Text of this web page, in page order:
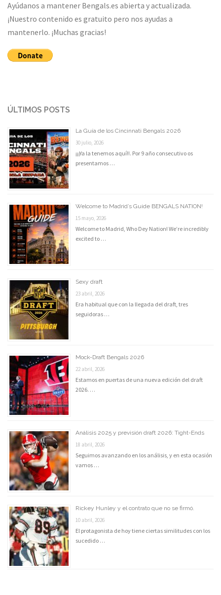
Ayúdanos a mantener Bengals.es abierta y actualizada.
¡Nuestro contenido es gratuito pero nos ayudas a
mantenerlo. ¡Muchas gracias!
ÚLTIMOS POSTS
La Guía de los Cincinnati Bengals 2026
30 julio, 2026
¡¡¡Ya la tenemos aquí!!. Por 9 año consecutivo os
presentamos …
Welcome to Madrid’s Guide BENGALS NATION!
15 mayo, 2026
Welcome to Madrid, Who Dey Nation! We’re incredibly
excited to …
Sexy draft
23 abril, 2026
Era habitual que con la llegada del draft, tres
seguidoras …
Mock-Draft Bengals 2026
22 abril, 2026
Estamos en puertas de una nueva edición del draft
2026. …
Análisis 2025 y previsión draft 2026: Tight-Ends
18 abril, 2026
Seguimos avanzando en los análisis, y en esta ocasión
vamos …
Rickey Hunley y el contrato que no se firmó.
10 abril, 2026
El protagonista de hoy tiene ciertas similitudes con los
sucedido …